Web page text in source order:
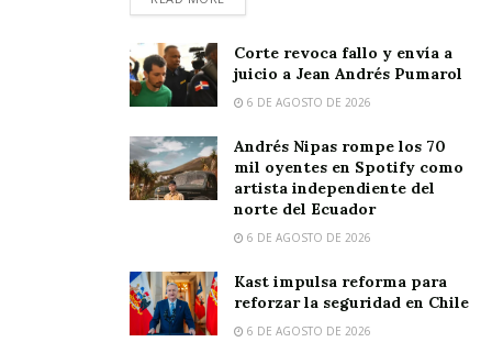
Corte revoca fallo y envía a
juicio a Jean Andrés Pumarol
6 DE AGOSTO DE 2026
Andrés Nipas rompe los 70
mil oyentes en Spotify como
artista independiente del
norte del Ecuador
6 DE AGOSTO DE 2026
Kast impulsa reforma para
reforzar la seguridad en Chile
6 DE AGOSTO DE 2026